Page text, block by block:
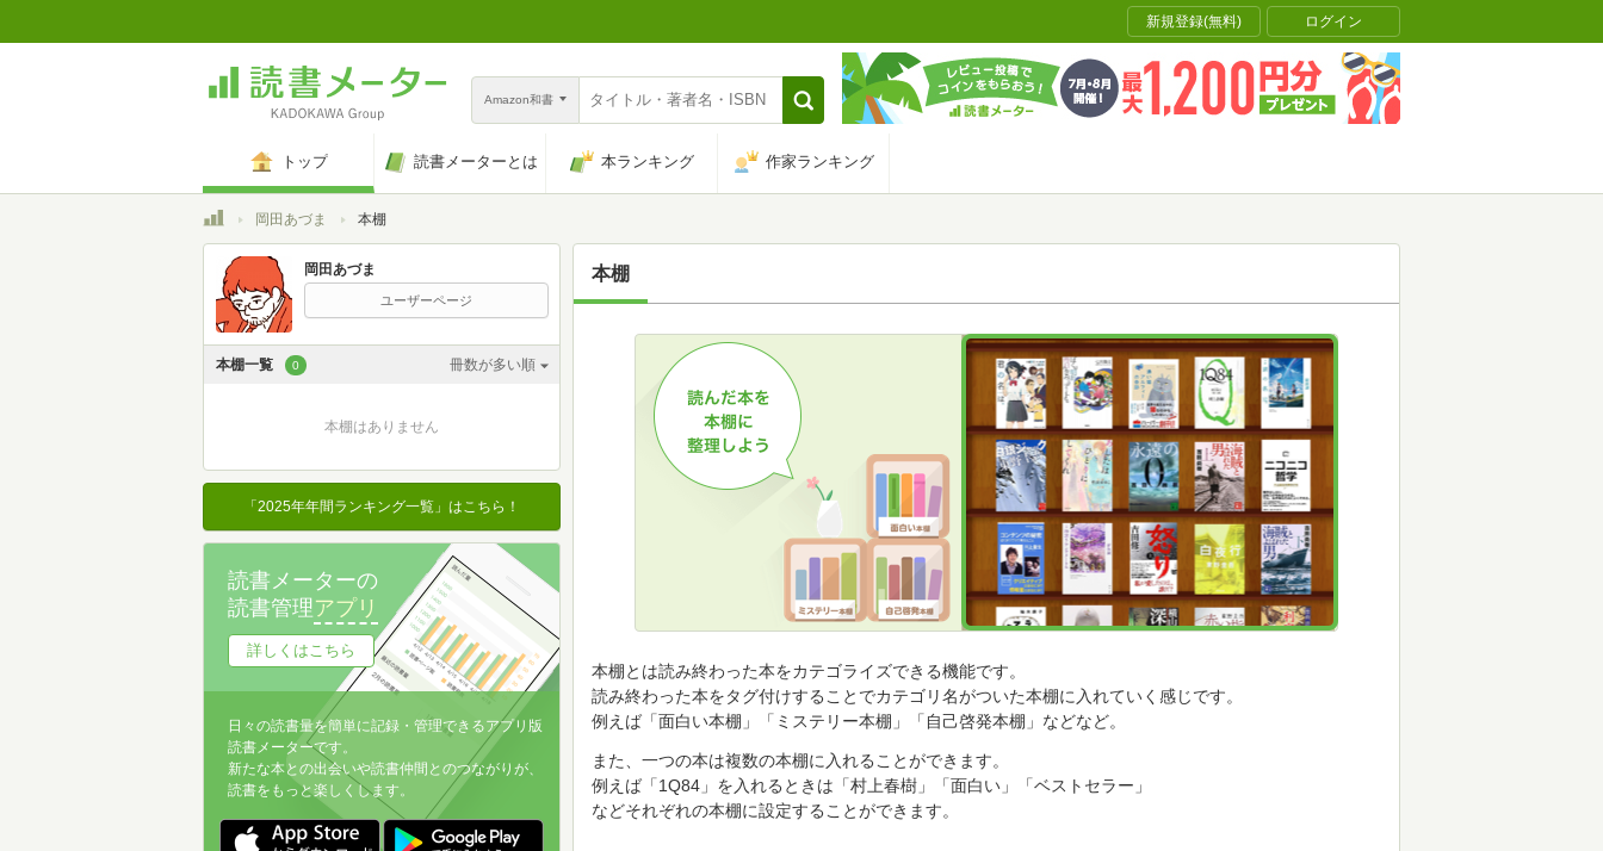
新規登録(無料) ログイン
Amazon和書
トップ 読書メーターとは 本ランキング 作家ランキング
トップ岡田あづま 本棚
岡田あづま
ユーザーページ
本棚一覧 0 冊数が多い順
登録日時が新しい順
登録日時が古い順
名前昇順
名前降順
冊数が多い順
冊数が少ない順
本棚はありません
「2025年年間ランキング一覧」はこちら！
読書メーターの
読書管理アプリ
詳しくはこちら
日々の読書量を簡単に記録・管理できるアプリ版
読書メーターです。
新たな本との出会いや読書仲間とのつながりが、
読書をもっと楽しくします。
本棚
本棚とは読み終わった本をカテゴライズできる機能です。
読み終わった本をタグ付けすることでカテゴリ名がついた本棚に入れていく感じです。
例えば「面白い本棚」「ミステリー本棚」「自己啓発本棚」などなど。
また、一つの本は複数の本棚に入れることができます。
例えば「1Q84」を入れるときは「村上春樹」「面白い」「ベストセラー」
などそれぞれの本棚に設定することができます。